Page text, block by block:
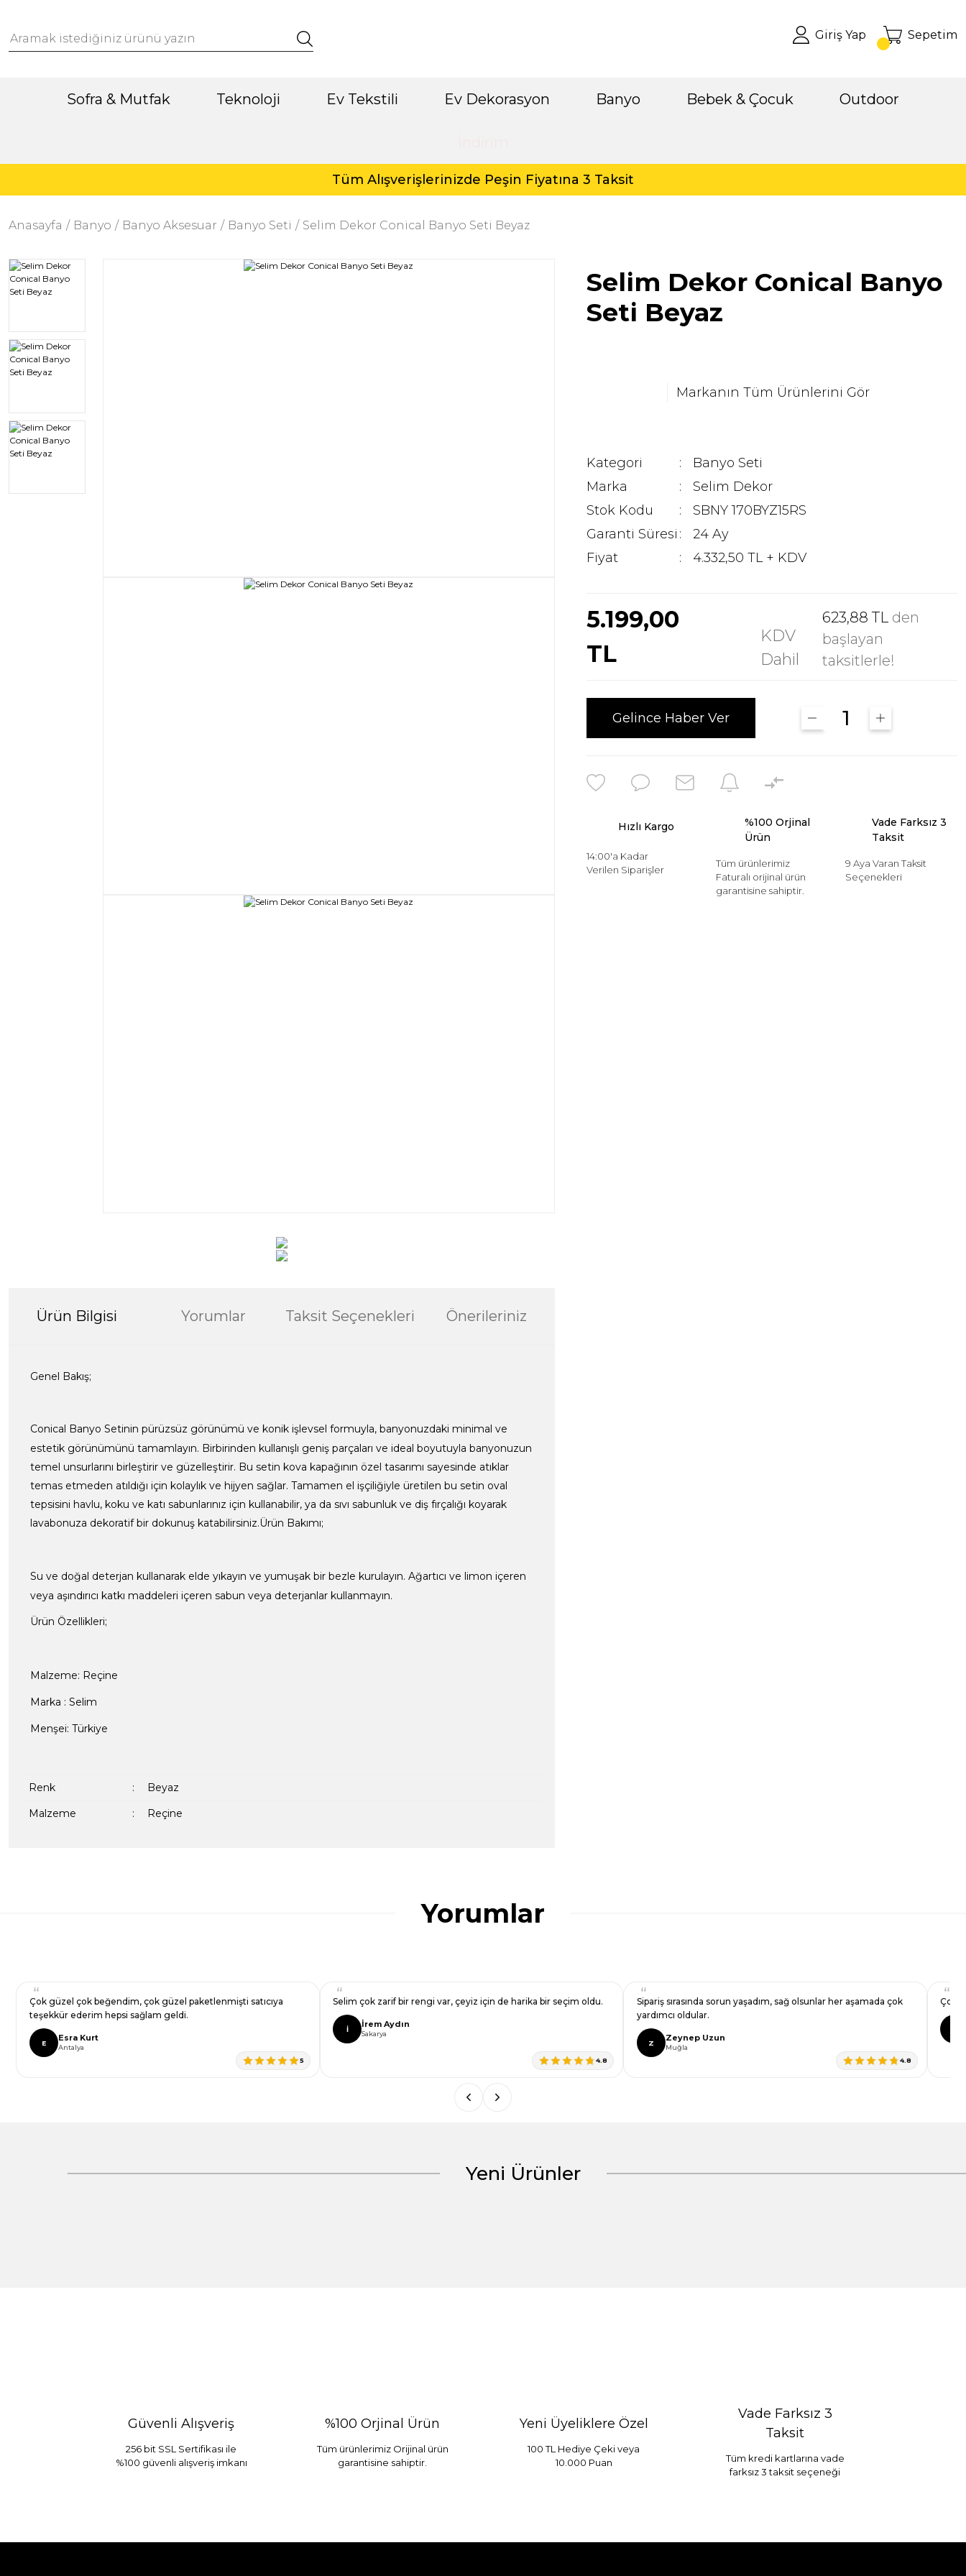
Giriş Yap Sepetim
Sofra & Mutfak Teknoloji Ev Tekstili Ev Dekorasyon Banyo Bebek & Çocuk Outdoor
Tüm Alışverişlerinizde Peşin Fiyatına 3 Taksit
Anasayfa Banyo Banyo Aksesuar Banyo Seti Selim Dekor Conical Banyo Seti Beyaz
Ürün Bilgisi Yorumlar Taksit Seçenekleri Önerileriniz
Genel Bakış;
Conical Banyo Setinin pürüzsüz görünümü ve konik işlevsel formuyla, banyonuzdaki minimal ve
estetik görünümünü tamamlayın. Birbirinden kullanışlı geniş parçaları ve ideal boyutuyla banyonuzun
temel unsurlarını birleştirir ve güzelleştirir. Bu setin kova kapağının özel tasarımı sayesinde atıklar
temas etmeden atıldığı için kolaylık ve hijyen sağlar. Tamamen el işçiliğiyle üretilen bu setin oval
tepsisini havlu, koku ve katı sabunlarınız için kullanabilir, ya da sıvı sabunluk ve diş fırçalığı koyarak
lavabonuza dekoratif bir dokunuş katabilirsiniz.Ürün Bakımı;
Su ve doğal deterjan kullanarak elde yıkayın ve yumuşak bir bezle kurulayın. Ağartıcı ve limon içeren
veya aşındırıcı katkı maddeleri içeren sabun veya deterjanlar kullanmayın.
Ürün Özellikleri;
Malzeme: Reçine
Marka : Selim
Menşei: Türkiye
Renk :
Beyaz
Malzeme
: Reçine
Bu ürüne benzer farklı alternatifler olmalı.
Selim Dekor Conical Banyo
Seti Beyaz
Markanın Tüm Ürünlerini Gör
Kategori
Banyo Seti
Marka
Selim Dekor
Stok Kodu
SBNY 170BYZ15RS
Garanti Süresi
24 Ay
Fiyat
4.332,50 TL + KDV
5.199,00
TL
KDV
Dahil
623,88 TLden
başlayan
taksitlerle!
Gelince Haber Ver
Hızlı Kargo
14:00'a Kadar
Verilen Siparişler
%100 Orjinal
Ürün
Tüm ürünlerimiz
Faturalı orijinal ürün
garantisine sahiptir.
Vade Farksız 3
Taksit
9 Aya Varan Taksit
Seçenekleri
Yorumlar
Çok güzel çok beğendim, çok güzel paketlenmişti satıcıya
teşekkür ederim hepsi sağlam geldi.
E Esra Kurt
Antalya
5
Selim çok zarif bir rengi var, çeyiz için de harika bir seçim oldu.
İ İrem Aydın
Sakarya
4.8
Sipariş sırasında sorun yaşadım, sağ olsunlar her aşamada çok
yardımcı oldular.
Z Zeynep Uzun
Muğla
4.8
Çok
Yeni Ürünler
2.400,00 TL 1.680,00 TL
Güvenli Alışveriş
256 bit SSL Sertifikası ile
%100 güvenli alışveriş imkanı
%100 Orjinal Ürün
Tüm ürünlerimiz Orijinal ürün
garantisine sahiptir.
Yeni Üyeliklere Özel
100 TL Hediye Çeki veya
10.000 Puan
Vade Farksız 3
Taksit
Tüm kredi kartlarına vade
farksız 3 taksit seçeneği